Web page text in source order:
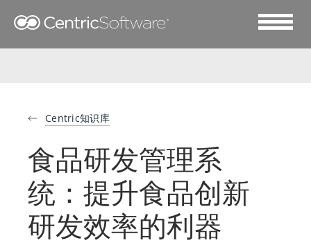
Centric知识库
食品研发管理系
统：提升食品创新
研发效率的利器